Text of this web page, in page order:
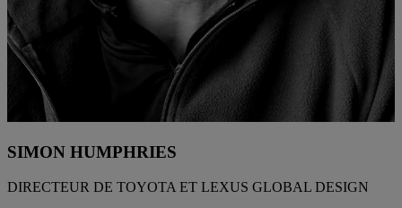
SIMON HUMPHRIES
DIRECTEUR DE TOYOTA ET LEXUS GLOBAL DESIGN